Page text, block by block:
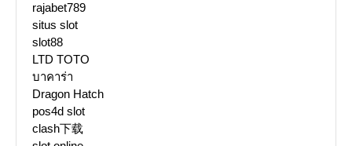
rajabet789
situs slot
slot88
LTD TOTO
บาคาร่า
Dragon Hatch
pos4d slot
clash下载